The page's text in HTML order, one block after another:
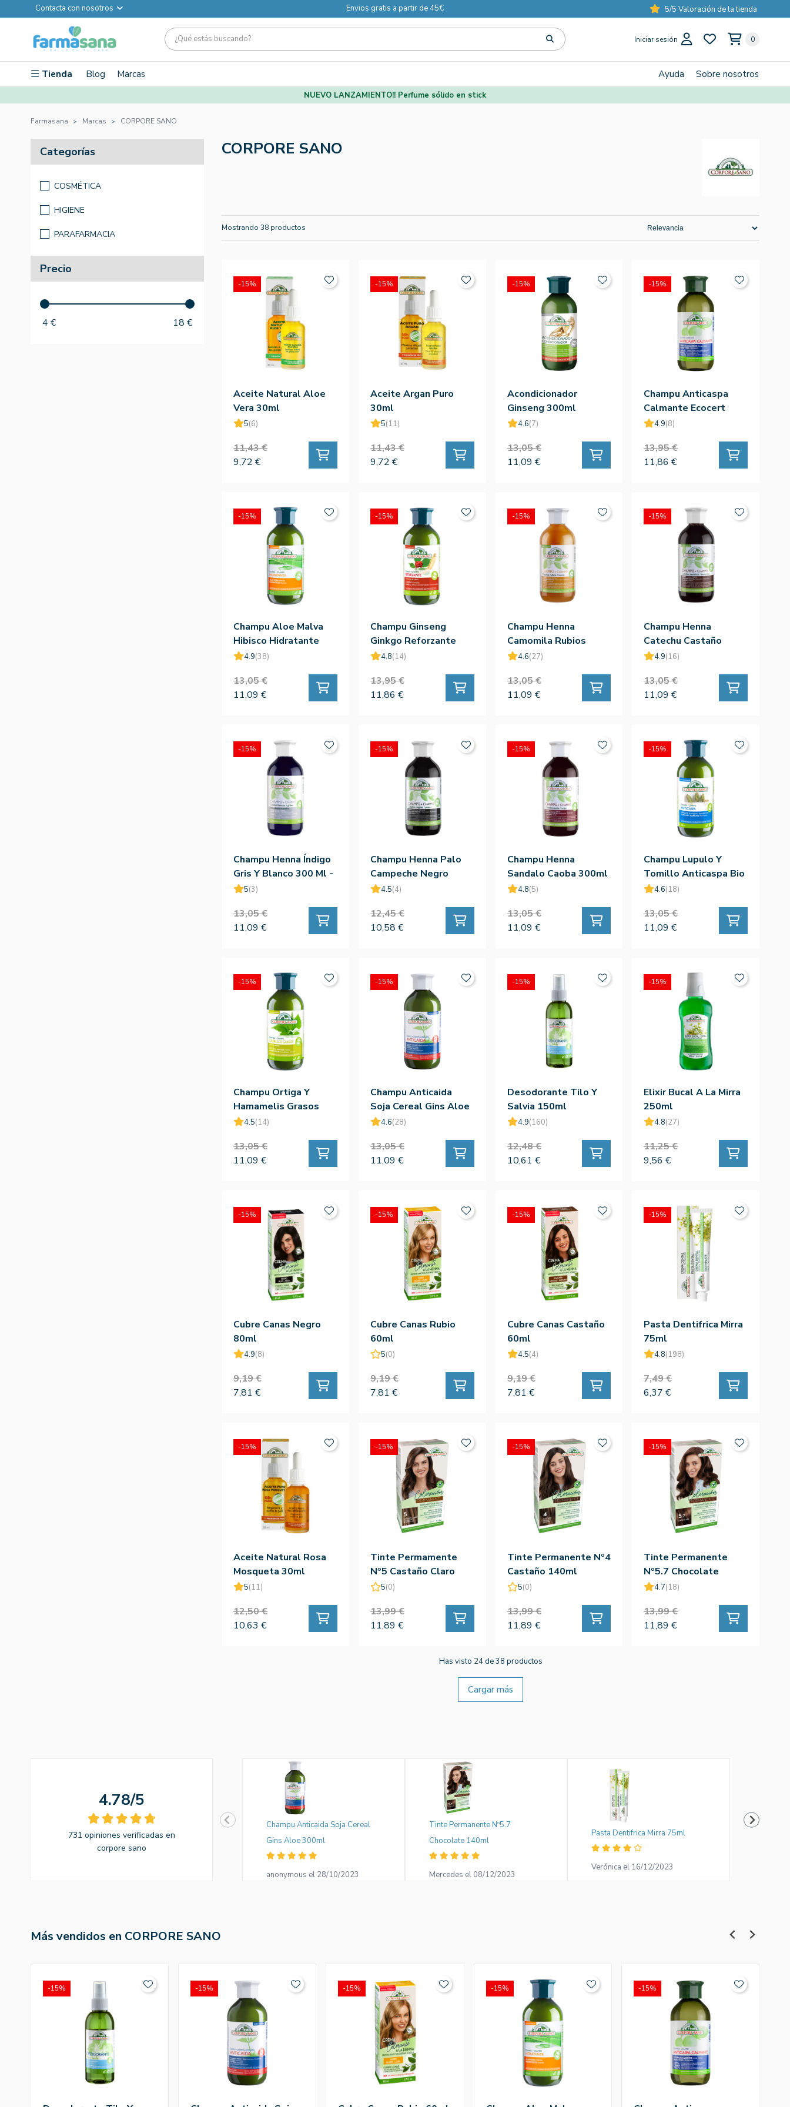
Contacta con nosotros Envios gratis a partir de 45€ 5/5 Valoración de la tienda
Iniciar sesión 0
Tienda Blog Marcas Ayuda Sobre nosotros
NUEVO LANZAMIENTO!! Perfume sólido en stick
Farmasana Marcas CORPORE SANO
Categorías
COSMÉTICA
HIGIENE
PARAFARMACIA
Precio
4 € 18 €
CORPORE SANO
Mostrando 38 productos
Aceite Natural Aloe
Vera 30ml
5(6)
11,43 €
9,72 €
-15%
Aceite Argan Puro
30ml
5(11)
11,43 €
9,72 €
-15%
Acondicionador
Ginseng 300ml
4.6(7)
13,05 €
11,09 €
-15%
Champu Anticaspa
Calmante Ecocert
300ml
4.9(8)
13,95 €
11,86 €
-15%
Champu Aloe Malva
Hibisco Hidratante
300ml
4.9(38)
13,05 €
11,09 €
-15%
Champu Ginseng
Ginkgo Reforzante
300ml
4.8(14)
13,95 €
11,86 €
-15%
Champu Henna
Camomila Rubios
300ml
4.6(27)
13,05 €
11,09 €
-15%
Champu Henna
Catechu Castaño
300ml
4.9(16)
13,05 €
11,09 €
-15%
Champu Henna Índigo
Gris Y Blanco 300 Ml -
Corpore Sano
5(3)
13,05 €
11,09 €
-15%
Champu Henna Palo
Campeche Negro
300ml
4.5(4)
12,45 €
10,58 €
-15%
Champu Henna
Sandalo Caoba 300ml
4.8(5)
13,05 €
11,09 €
-15%
Champu Lupulo Y
Tomillo Anticaspa Bio
300ml
4.6(18)
13,05 €
11,09 €
-15%
Champu Ortiga Y
Hamamelis Grasos
300ml
4.5(14)
13,05 €
11,09 €
-15%
Champu Anticaida
Soja Cereal Gins Aloe
300ml
4.6(28)
13,05 €
11,09 €
-15%
Desodorante Tilo Y
Salvia 150ml
4.9(160)
12,48 €
10,61 €
-15%
Elixir Bucal A La Mirra
250ml
4.8(27)
11,25 €
9,56 €
-15%
Cubre Canas Negro
80ml
4.9(8)
9,19 €
7,81 €
-15%
Cubre Canas Rubio
60ml
5(0)
9,19 €
7,81 €
-15%
Cubre Canas Castaño
60ml
4.5(4)
9,19 €
7,81 €
-15%
Pasta Dentifrica Mirra
75ml
4.8(198)
7,49 €
6,37 €
-15%
Aceite Natural Rosa
Mosqueta 30ml
5(11)
12,50 €
10,63 €
-15%
Tinte Permamente
Nº5 Castaño Claro
140ml
5(0)
13,99 €
11,89 €
-15%
Tinte Permanente Nº4
Castaño 140ml
5(0)
13,99 €
11,89 €
-15%
Tinte Permanente
Nº5.7 Chocolate
140ml
4.7(18)
13,99 €
11,89 €
-15%
Has visto 24 de 38 productos
Cargar más
4.78/5
731 opiniones verificadas en
corpore sano
Champu Anticaida Soja Cereal
Gins Aloe 300ml
anonymous el 28/10/2023
Tinte Permanente Nº5.7
Chocolate 140ml
Mercedes el 08/12/2023
Pasta Dentifrica Mirra 75ml
Verónica el 16/12/2023
Más vendidos en CORPORE SANO
-15% -15% -15% -15% -15%